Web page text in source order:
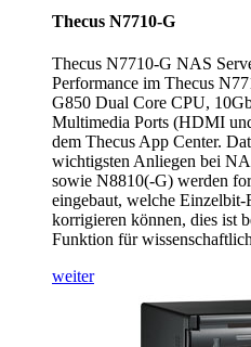
Thecus N7710-G
Thecus N7710-G NAS
Performance im Thecus
G850 Dual Core CPU,
Multimedia Ports (HDMI
dem Thecus App Center.
wichtigsten Anliegen bei
sowie N8810(-G) werden
eingebaut, welche
korrigieren können, dies ist
Funktion für
weiter